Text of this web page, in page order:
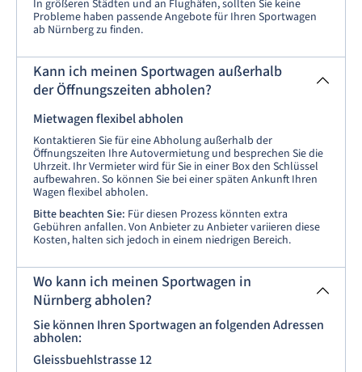
In größeren Städten und an Flughäfen, sollten Sie keine
Probleme haben passende Angebote für Ihren Sportwagen
ab Nürnberg zu finden.
Kann ich meinen Sportwagen außerhalb
der Öffnungszeiten abholen?
Mietwagen flexibel abholen
Kontaktieren Sie für eine Abholung außerhalb der
Öffnungszeiten Ihre Autovermietung und besprechen Sie die
Uhrzeit. Ihr Vermieter wird für Sie in einer Box den Schlüssel
aufbewahren. So können Sie bei einer späten Ankunft Ihren
Wagen flexibel abholen.
Bitte beachten Sie: Für diesen Prozess könnten extra
Gebühren anfallen. Von Anbieter zu Anbieter variieren diese
Kosten, halten sich jedoch in einem niedrigen Bereich.
Wo kann ich meinen Sportwagen in
Nürnberg abholen?
Sie können Ihren Sportwagen an folgenden Adressen
abholen:
Gleissbuehlstrasse 12